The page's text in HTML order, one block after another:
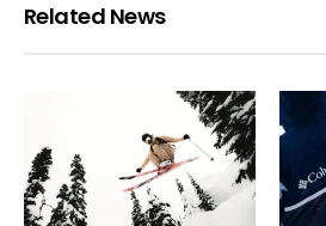
Related News